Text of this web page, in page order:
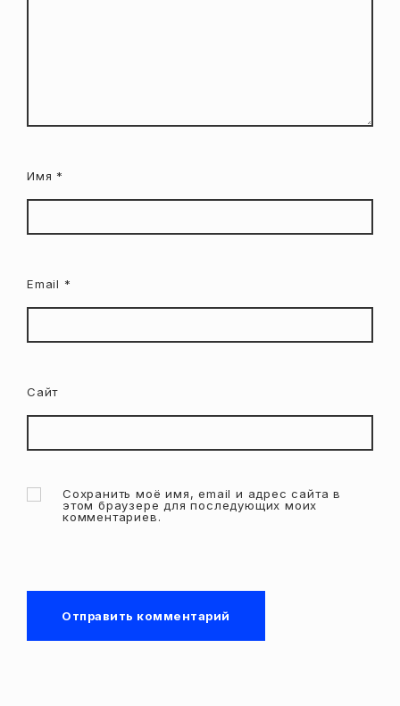
Имя *
Email *
Сайт
Сохранить моё имя, email и адрес сайта в
этом браузере для последующих моих
комментариев.